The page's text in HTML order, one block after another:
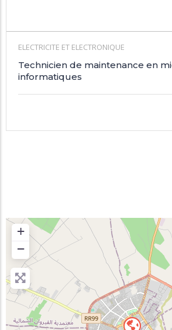
ELECTRICITE ET ELECTRONIQUE
Technicien de maintenance en
informatiques
+
−